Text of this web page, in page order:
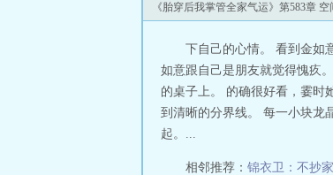
家闺
月心
《胎穿后我掌管全家气运》第583章
下自己的心情。 看到金如
如意跟自己是朋友就觉得愧疚
的桌子上。 的确很好看，霎时
到清晰的分界线。 每一小块龙
起。...
相邻推荐： 锦衣卫：不抄